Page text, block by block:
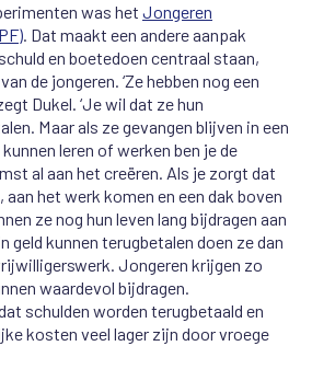
was het Jongeren
. Dat maakt een andere aanpak
en boetedoen centraal staan,
de jongeren. ‘Ze hebben nog een
Dukel. ‘Je wil dat ze hun
Maar als ze gevangen blijven in een
leren of werken ben je de
al aan het creëren. Als je zorgt dat
aan het werk komen en een dak boven
ze nog hun leven lang bijdragen aan
geld kunnen terugbetalen doen ze dan
Jongeren krijgen zo
waardevol bijdragen.
schulden worden terugbetaald en
kosten veel lager zijn door vroege